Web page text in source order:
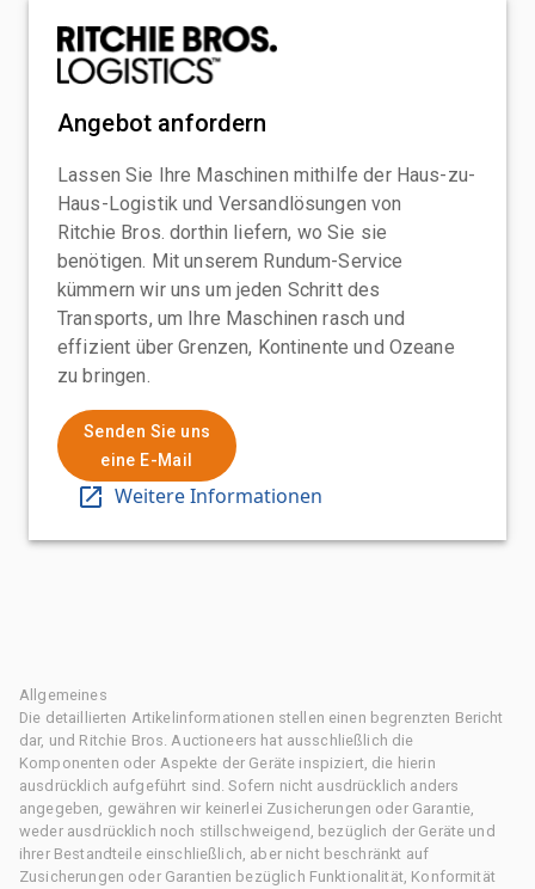
Angebot anfordern
Lassen Sie Ihre Maschinen mithilfe der Haus-zu-
Haus-Logistik und Versandlösungen von
Ritchie Bros. dorthin liefern, wo Sie sie
benötigen. Mit unserem Rundum-Service
kümmern wir uns um jeden Schritt des
Transports, um Ihre Maschinen rasch und
effizient über Grenzen, Kontinente und Ozeane
zu bringen.
Senden Sie uns
eine E-Mail
Weitere Informationen
Allgemeines
Die detaillierten Artikelinformationen stellen einen begrenzten Bericht
dar, und Ritchie Bros. Auctioneers hat ausschließlich die
Komponenten oder Aspekte der Geräte inspiziert, die hierin
ausdrücklich aufgeführt sind. Sofern nicht ausdrücklich anders
angegeben, gewähren wir keinerlei Zusicherungen oder Garantie,
weder ausdrücklich noch stillschweigend, bezüglich der Geräte und
ihrer Bestandteile einschließlich, aber nicht beschränkt auf
Zusicherungen oder Garantien bezüglich Funktionalität, Konformität